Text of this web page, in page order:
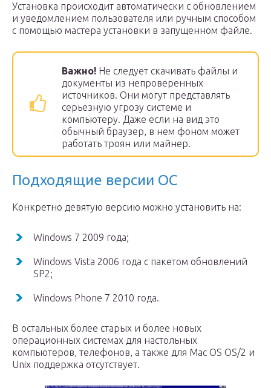
Установка происходит автоматически с обновлением
и уведомлением пользователя или ручным способом
с помощью мастера установки в запущенном файле.
Важно! Не следует скачивать файлы и
документы из непроверенных
источников. Они могут представлять
серьезную угрозу системе и
компьютеру. Даже если на вид это
обычный браузер, в нем фоном может
работать троян или майнер.
Подходящие версии ОС
Конкретно девятую версию можно установить на:
Windows 7 2009 года;
Windows Vista 2006 года с пакетом обновлений
SP2;
Windows Phone 7 2010 года.
В остальных более старых и более новых
операционных системах для настольных
компьютеров, телефонов, а также для Mac OS OS/2 и
Unix поддержка отсутствует.